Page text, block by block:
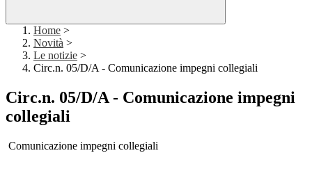
Home >
Novità >
Le notizie >
Circ.n. 05/D/A - Comunicazione impegni collegiali
Circ.n. 05/D/A - Comunicazione impegni
collegiali
Comunicazione impegni collegiali